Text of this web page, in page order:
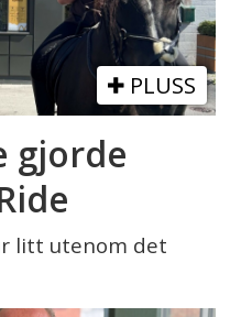
PLUSS
gjorde
litt utenom det